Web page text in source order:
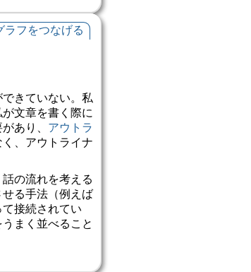
ラフをつなげる
きていない。私
文章を書く際に
あり、 アウトラ
、アウトライナ
の流れを考える
る手法（例えば
接続されてい
まく並べること